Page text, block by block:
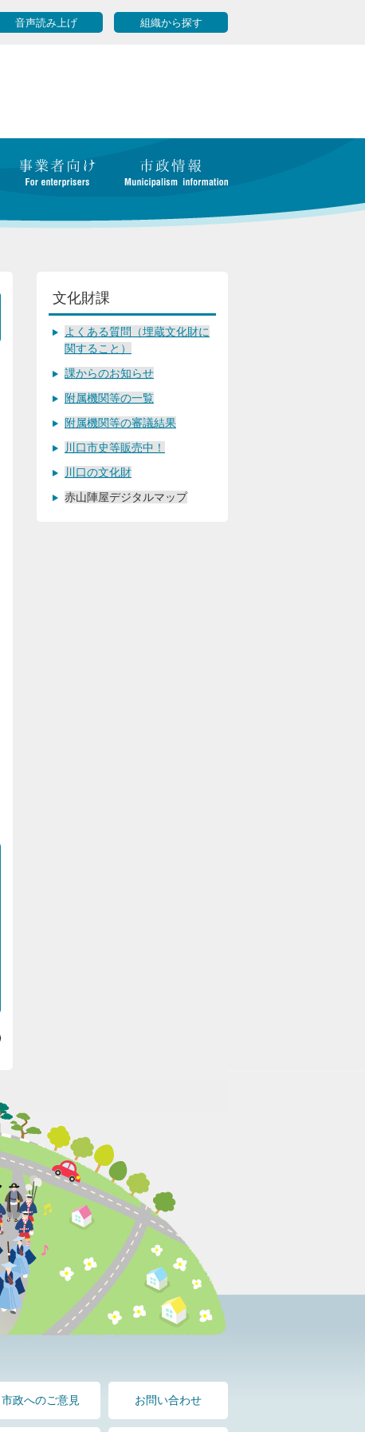
音声読み上げ 組織から探す
文化財課
よくある質問（埋蔵文化財に
関すること）
課からのお知らせ
附属機関等の一覧
附属機関等の審議結果
川口市史等販売中！
川口の文化財
赤山陣屋デジタルマップ
市政へのご意見 お問い合わせ